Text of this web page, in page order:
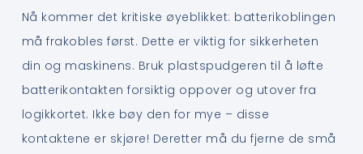
Nå kommer det kritiske øyeblikket: batterikoblingen
må frakobles først. Dette er viktig for sikkerheten
din og maskinens. Bruk plastspudgeren til å løfte
batterikontakten forsiktig oppover og utover fra
logikkortet. Ikke bøy den for mye – disse
kontaktene er skjøre! Deretter må du fjerne de små